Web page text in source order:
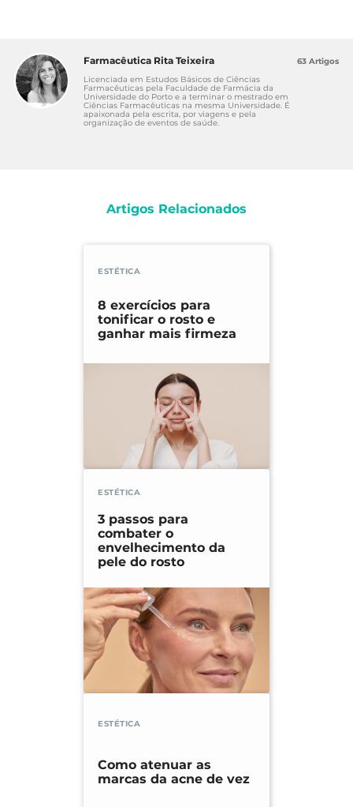
Farmacêutica Rita Teixeira
Licenciada em Estudos Básicos de Ciências
Farmacêuticas pela Faculdade de Farmácia da
Universidade do Porto e a terminar o mestrado em
Ciências Farmacêuticas na mesma Universidade. É
apaixonada pela escrita, por viagens e pela
organização de eventos de saúde.
63 Artigos
Artigos Relacionados
ESTÉTICA
8 exercícios para
tonificar o rosto e
ganhar mais firmeza
ESTÉTICA
3 passos para
combater o
envelhecimento da
pele do rosto
ESTÉTICA
Como atenuar as
marcas da acne de vez